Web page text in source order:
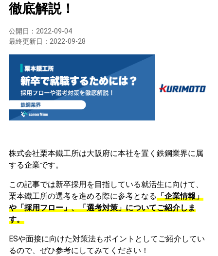
徹底解説！
公開日： 2022-09-04
最終更新日： 2022-09-28
株式会社栗本鐵工所は大阪府に本社を置く鉄鋼業界に属
する企業です。
この記事では新卒採用を目指している就活生に向けて、
栗本鐵工所の選考を進める際に参考となる「企業情報」
や「採用フロー」、「選考対策」についてご紹介しま
す。
ESや面接に向けた対策法もポイントとしてご紹介してい
るので、ぜひ参考にしてみてください！